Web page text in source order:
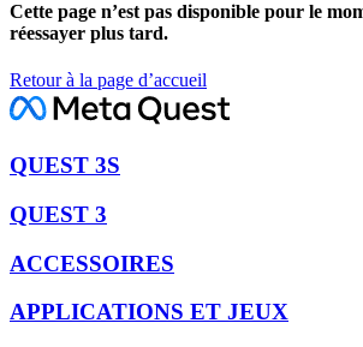
Cette page n’est pas disponible pour le
réessayer plus tard.
Retour à la page d’accueil
QUEST 3S
QUEST 3
ACCESSOIRES
APPLICATIONS ET JEUX